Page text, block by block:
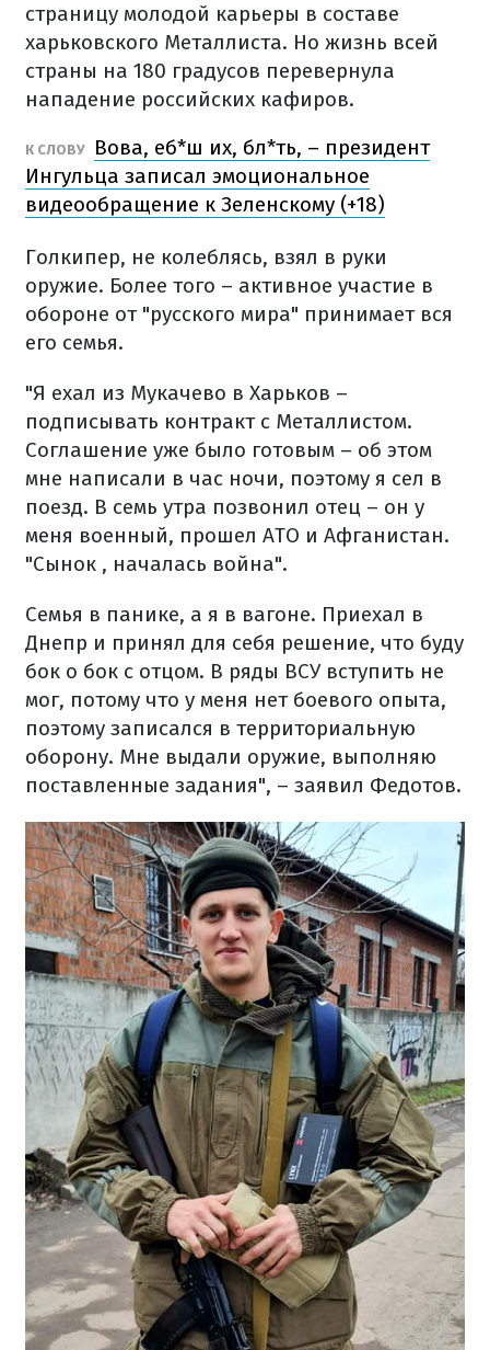
страницу молодой карьеры в составе
харьковского Металлиста. Но жизнь всей
страны на 180 градусов перевернула
нападение российских кафиров.
К СЛОВУ
Вова, еб*ш их, бл*ть, – президент
Ингульца записал эмоциональное
видеообращение к Зеленскому (+18)
Голкипер, не колеблясь, взял в руки
оружие. Более того – активное участие в
обороне от "русского мира" принимает вся
его семья.
"Я ехал из Мукачево в Харьков –
подписывать контракт с Металлистом.
Соглашение уже было готовым – об этом
мне написали в час ночи, поэтому я сел в
поезд. В семь утра позвонил отец – он у
меня военный, прошел АТО и Афганистан.
"Сынок , началась война".
Семья в панике, а я в вагоне. Приехал в
Днепр и принял для себя решение, что буду
бок о бок с отцом. В ряды ВСУ вступить не
мог, потому что у меня нет боевого опыта,
поэтому записался в территориальную
оборону. Мне выдали оружие, выполняю
поставленные задания", – заявил Федотов.